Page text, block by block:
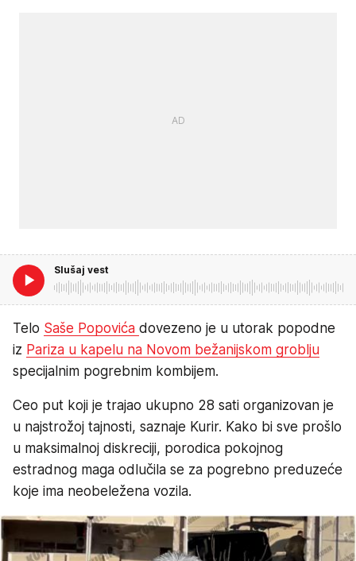
Slušaj vest
Telo Saše Popovića dovezeno je u utorak popodne
iz Pariza u kapelu na Novom bežanijskom groblju
specijalnim pogrebnim kombijem.
Ceo put koji je trajao ukupno 28 sati organizovan je
u najstrožoj tajnosti, saznaje Kurir. Kako bi sve prošlo
u maksimalnoj diskreciji, porodica pokojnog
estradnog maga odlučila se za pogrebno preduzeće
koje ima neobeležena vozila.